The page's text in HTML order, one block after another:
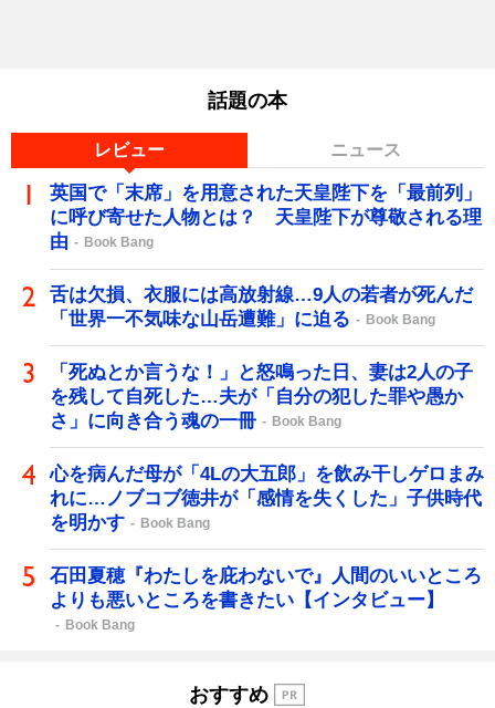
話題の本
レビュー ニュース
英国で「末席」を用意された天皇陛下を「最前列」
に呼び寄せた人物とは？ 天皇陛下が尊敬される理
由
Book Bang
舌は欠損、衣服には高放射線…9人の若者が死んだ
「世界一不気味な山岳遭難」に迫る
Book Bang
「死ぬとか言うな！」と怒鳴った日、妻は2人の子
を残して自死した…夫が「自分の犯した罪や愚か
さ」に向き合う魂の一冊
Book Bang
心を病んだ母が「4Lの大五郎」を飲み干しゲロまみ
れに…ノブコブ徳井が「感情を失くした」子供時代
を明かす
Book Bang
石田夏穂『わたしを庇わないで』人間のいいところ
よりも悪いところを書きたい【インタビュー】
Book Bang
おすすめ